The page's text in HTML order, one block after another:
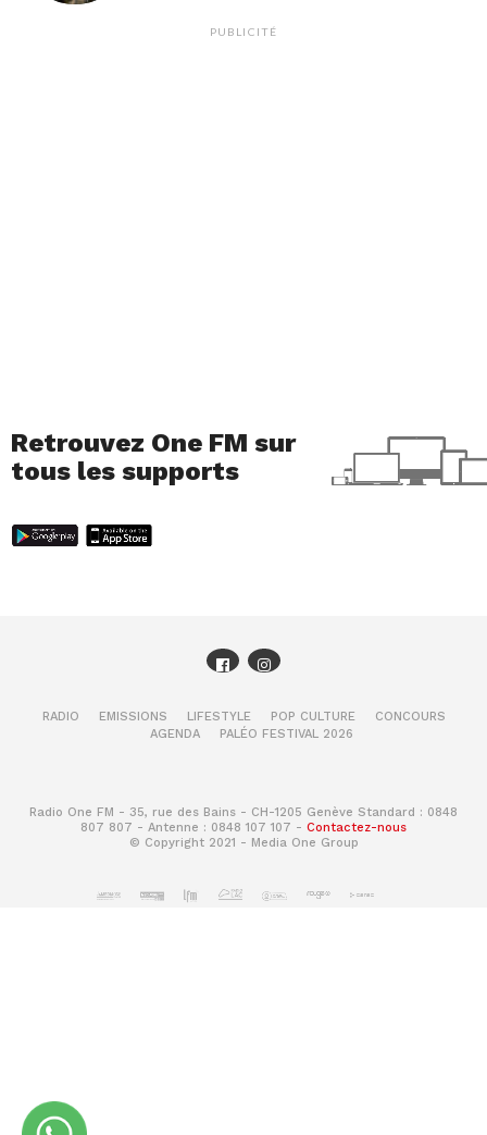
PUBLICITÉ
Retrouvez One FM sur
tous les supports
RADIO EMISSIONS LIFESTYLE POP CULTURE
CONCOURS
AGENDA
PALÉO FESTIVAL 2026
Radio One FM - 35, rue des Bains - CH-1205 Genève Standard : 0848
807 807 - Antenne : 0848 107 107 - Contactez-nous
© Copyright 2021 - Media One Group